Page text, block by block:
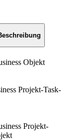
Objekt
Projekt-Task-
Projekt-